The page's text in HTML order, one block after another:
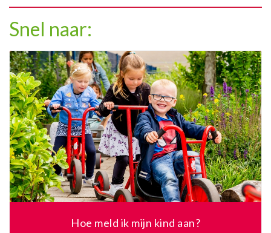
Snel naar:
Hoe meld ik mijn kind aan?